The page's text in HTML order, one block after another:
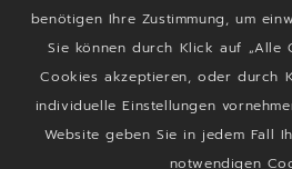
benötigen Ihre Zustimmung, um
Sie können durch Klick auf „Alle
Cookies akzeptieren, oder durch
individuelle Einstellungen
Website geben Sie in jedem Fall
notwendigen